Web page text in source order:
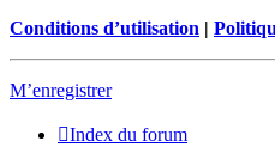
Conditions d’utilisation |
M’enregistrer
Index du forum